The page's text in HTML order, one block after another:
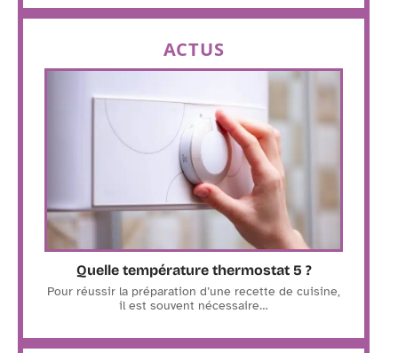
ACTUS
Quelle température thermostat 5 ?
Pour réussir la préparation d’une recette de cuisine,
il est souvent nécessaire…